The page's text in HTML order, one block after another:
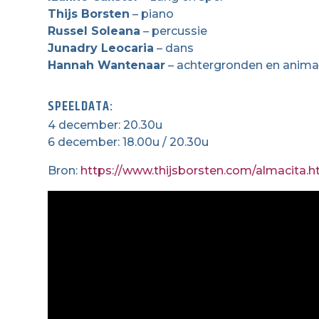
Thijs Borsten – piano
Russel Soleana – percussie
Junadry Leocaria – dans
Hannah Wantenaar – achtergronden en
SPEELDATA:
4 december: 20.30u
6 december: 18.00u / 20.30u
Bron: https://www.thijsborsten.com/